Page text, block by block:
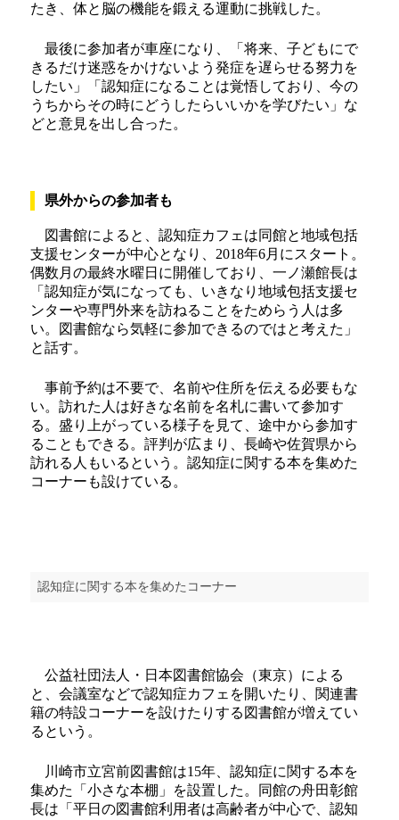
たき、体と脳の機能を鍛える運動に挑戦した。
最後に参加者が車座になり、「将来、子どもにで
きるだけ迷惑をかけないよう発症を遅らせる努力を
したい」「認知症になることは覚悟しており、今の
うちからその時にどうしたらいいかを学びたい」な
どと意見を出し合った。
県外からの参加者も
図書館によると、認知症カフェは同館と地域包括
支援センターが中心となり、2018年6月にスタート。
偶数月の最終水曜日に開催しており、一ノ瀬館長は
「認知症が気になっても、いきなり地域包括支援セ
ンターや専門外来を訪ねることをためらう人は多
い。図書館なら気軽に参加できるのではと考えた」
と話す。
事前予約は不要で、名前や住所を伝える必要もな
い。訪れた人は好きな名前を名札に書いて参加す
る。盛り上がっている様子を見て、途中から参加す
ることもできる。評判が広まり、長崎や佐賀県から
訪れる人もいるという。認知症に関する本を集めた
コーナーも設けている。
認知症に関する本を集めたコーナー
公益社団法人・日本図書館協会（東京）による
と、会議室などで認知症カフェを開いたり、関連書
籍の特設コーナーを設けたりする図書館が増えてい
るという。
川崎市立宮前図書館は15年、認知症に関する本を
集めた「小さな本棚」を設置した。同館の舟田彰館
長は「平日の図書館利用者は高齢者が中心で、認知